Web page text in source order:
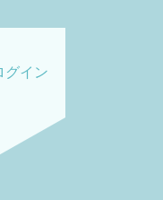
イン